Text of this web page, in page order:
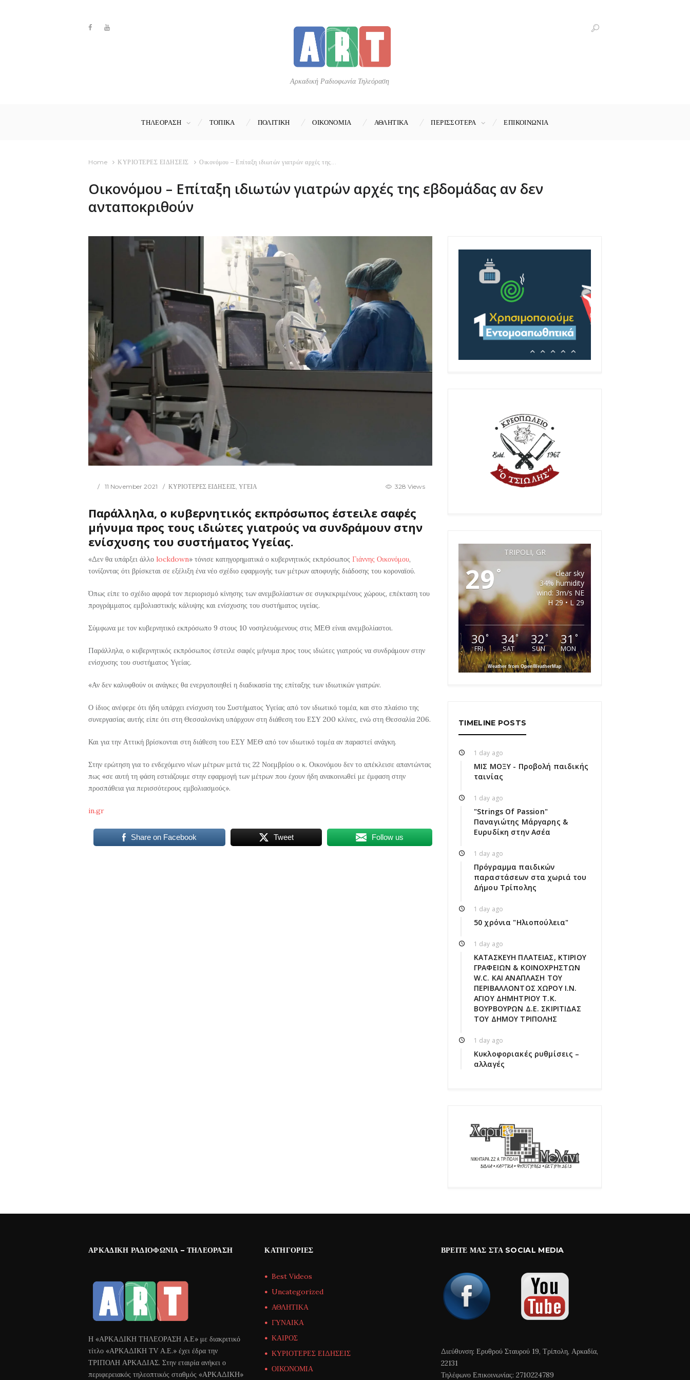
Αρκαδική Ραδιοφωνία Τηλεόραση
ΤΗΛΕΟΡΑΣΗ ΤΟΠΙΚΑ ΠΟΛΙΤΙΚΗ ΟΙΚΟΝΟΜΙΑ ΑΘΛΗΤΙΚΑ ΠΕΡΙΣΣΟΤΕΡΑ ΕΠΙΚΟΙΝΩΝΊΑ
Home ΚΥΡΙΟΤΕΡΕΣ ΕΙΔΗΣΕΙΣ Οικονόμου – Επίταξη ιδιωτών γιατρών αρχές της...
Οικονόμου – Επίταξη ιδιωτών γιατρών αρχές της εβδομάδας αν δεν
ανταποκριθούν
11 November 2021 ΚΥΡΙΟΤΕΡΕΣ ΕΙΔΗΣΕΙΣ,ΥΓΕΙΑ 328 Views
Παράλληλα, ο κυβερνητικός εκπρόσωπος έστειλε σαφές
μήνυμα προς τους ιδιώτες γιατρούς να συνδράμουν στην
ενίσχυσης του συστήματος Υγείας.
«Δεν θα υπάρξει άλλο lockdown» τόνισε κατηγορηματικά ο κυβερνητικός εκπρόσωπος Γιάννης Οικονόμου,
τονίζοντας ότι βρίσκεται σε εξέλιξη ένα νέο σχέδιο εφαρμογής των μέτρων αποφυγής διάδοσης του κοροναϊού.
Όπως είπε το σχέδιο αφορά τον περιορισμό κίνησης των ανεμβολίαστων σε συγκεκριμένους χώρους, επέκταση του
προγράμματος εμβολιαστικής κάλυψης και ενίσχυσης του συστήματος υγείας.
Σύμφωνα με τον κυβερνητικό εκπρόσωπο 9 στους 10 νοσηλευόμενους στις ΜΕΘ είναι ανεμβολίαστοι.
Παράλληλα, ο κυβερνητικός εκπρόσωπος έστειλε σαφές μήνυμα προς τους ιδιώτες γιατρούς να συνδράμουν στην
ενίσχυσης του συστήματος Υγείας.
«Αν δεν καλυφθούν οι ανάγκες θα ενεργοποιηθεί η διαδικασία της επίταξης των ιδιωτικών γιατρών.
Ο ίδιος ανέφερε ότι ήδη υπάρχει ενίσχυση του Συστήματος Υγείας από τον ιδιωτικό τομέα, και στο πλαίσιο της
συνεργασίας αυτής είπε ότι στη Θεσσαλονίκη υπάρχουν στη διάθεση του ΕΣΥ 200 κλίνες, ενώ στη Θεσσαλία 206.
Και για την Αττική βρίσκονται στη διάθεση του ΕΣΥ ΜΕΘ από τον ιδιωτικό τομέα αν παραστεί ανάγκη.
Στην ερώτηση για το ενδεχόμενο νέων μέτρων μετά τις 22 Νοεμβρίου ο κ. Οικονόμου δεν το απέκλεισε απαντώντας
πως «σε αυτή τη φάση εστιάζουμε στην εφαρμογή των μέτρων που έχουν ήδη ανακοινωθεί με έμφαση στην
προσπάθεια για περισσότερους εμβολιασμούς».
in.gr
Share on Facebook Tweet Follow us
TRIPOLI, GR
29 °
clear sky
34% humidity
wind: 3m/s NE
H 29 • L 29
30°
FRI
34°
SAT
32°
SUN
31 °
MON
Weather from OpenWeatherMap
TIMELINE POSTS
1 day ago
ΜΙΣ ΜΟΞΥ - Προβολή παιδικής
ταινίας
1 day ago
"Strings Of Passion"
Παναγιώτης Μάργαρης &
Ευρυδίκη στην Ασέα
1 day ago
Πρόγραμμα παιδικών
παραστάσεων στα χωριά του
Δήμου Τρίπολης
1 day ago
50 χρόνια "Ηλιοπούλεια"
1 day ago
ΚΑΤΑΣΚΕΥΗ ΠΛΑΤΕΙΑΣ, ΚΤΙΡΙΟΥ
ΓΡΑΦΕΙΩΝ & ΚΟΙΝΟΧΡΗΣΤΩΝ
W.C. ΚΑΙ ΑΝΑΠΛΑΣΗ ΤΟΥ
ΠΕΡΙΒΑΛΛΟΝΤΟΣ ΧΩΡΟΥ Ι.Ν.
ΑΓΙΟΥ ΔΗΜΗΤΡΙΟΥ Τ.Κ.
ΒΟΥΡΒΟΥΡΩΝ Δ.Ε. ΣΚΙΡΙΤΙΔΑΣ
ΤΟΥ ΔΗΜΟΥ ΤΡΙΠΟΛΗΣ
1 day ago
Κυκλοφοριακές ρυθμίσεις –
αλλαγές
ΑΡΚΑΔΙΚΉ ΡΑΔΙΟΦΩΝΊΑ – ΤΗΛΕΌΡΑΣΗ
Η «ΑΡΚΑΔΙΚΗ ΤΗΛΕΟΡΑΣΗ Α.Ε» με διακριτικό
τίτλο «ΑΡΚΑΔΙΚΗ ΤV Α.Ε.» έχει έδρα την
ΤΡΙΠΟΛΗ ΑΡΚΑΔΙΑΣ. Στην εταιρία ανήκει ο
περιφερειακός τηλεοπτικός σταθμός «ΑΡΚΑΔΙΚΗ»
ΚΑΤΗΓΟΡΊΕΣ
Best Videos
Uncategorized
ΑΘΛΗΤΙΚΑ
ΓΥΝΑΙΚΑ
ΚΑΙΡΟΣ
ΚΥΡΙΟΤΕΡΕΣ ΕΙΔΗΣΕΙΣ
ΟΙΚΟΝΟΜΙΑ
ΒΡΕΊΤΕ ΜΑΣ ΣΤΑ SOCIAL MEDIA
Διεύθυνση: Ερυθρού Σταυρού 19, Τρίπολη, Αρκαδία,
22131
Τηλέφωνο Επικοινωνίας: 2710224789